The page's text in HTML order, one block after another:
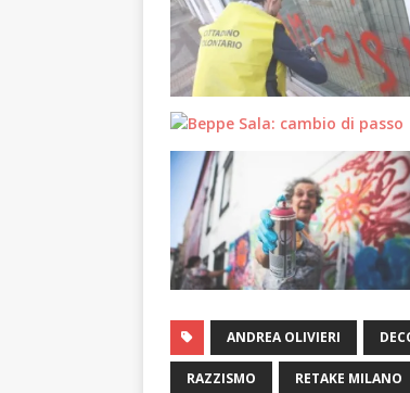
ANDREA OLIVIERI
RAZZISMO RETAKE MILANO